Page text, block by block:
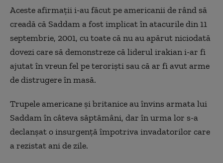
Aceste afirmații i-au făcut pe americanii de rând să
creadă că Saddam a fost implicat în atacurile din 11
septembrie, 2001, cu toate că nu au apărut niciodată
dovezi care să demonstreze că liderul irakian i-ar fi
ajutat în vreun fel pe teroriști sau că ar fi avut arme
de distrugere în masă.
Trupele americane și britanice au învins armata lui
Saddam în câteva săptămâni, dar în urma lor s-a
declanșat o insurgență împotriva invadatorilor care
a rezistat ani de zile.